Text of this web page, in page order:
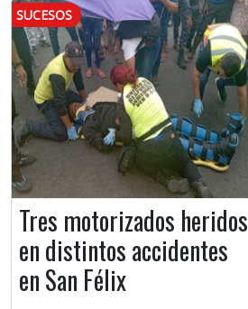
SUCESOS
Tres motorizados heridos
en distintos accidentes
en San Félix